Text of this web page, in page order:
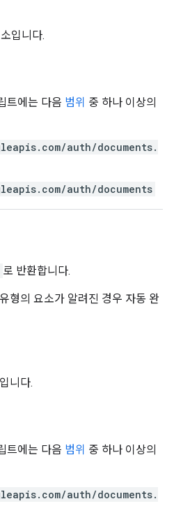
입니다.
트에는 다음 범위 중 하나 이상의
auth/documents.
auth/documents
로 반환합니다.
형의 요소가 알려진 경우 자동 완
니다.
트에는 다음 범위 중 하나 이상의
auth/documents.